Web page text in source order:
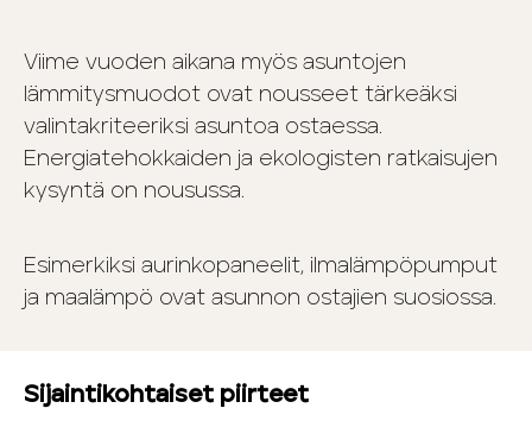
Viime vuoden aikana myös asuntojen
lämmitysmuodot ovat nousseet tärkeäksi
valintakriteeriksi asuntoa ostaessa.
Energiatehokkaiden ja ekologisten ratkaisujen
kysyntä on nousussa.
Esimerkiksi aurinkopaneelit, ilmalämpöpumput
ja maalämpö ovat asunnon ostajien suosiossa.
Sijaintikohtaiset piirteet